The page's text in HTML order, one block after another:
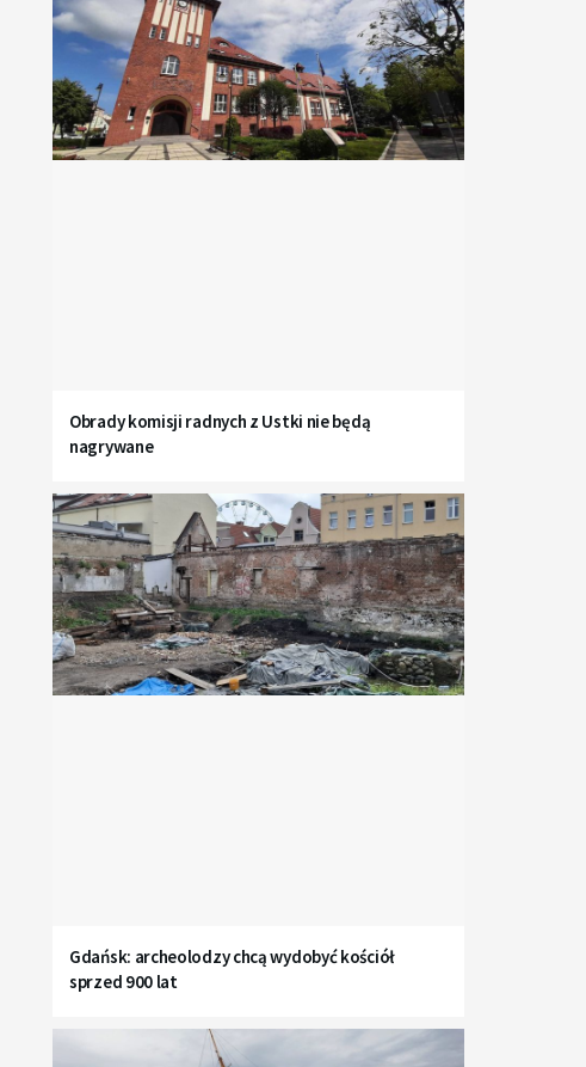
Obrady komisji radnych z Ustki nie będą
nagrywane
Gdańsk: archeolodzy chcą wydobyć kościół
sprzed 900 lat